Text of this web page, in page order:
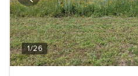
1/26